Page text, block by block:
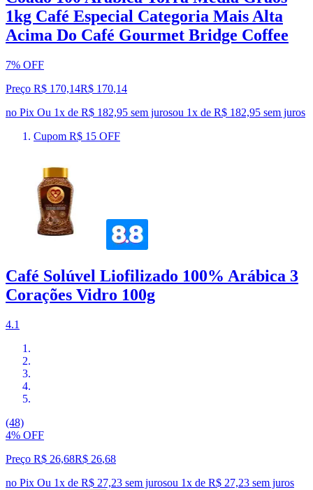
1kg Café Especial Categoria Mais Alta
Acima Do Café Gourmet Bridge Coffee
7% OFF
Preço R$ 170,14R$ 170,14
no Pix Ou 1x de R$ 182,95 sem jurosou 1x de R$ 182,95 sem juros
Cupom R$ 15 OFF
Café Solúvel Liofilizado 100% Arábica 3
Corações Vidro 100g
4.1
(48)
4% OFF
Preço R$ 26,68R$ 26,68
no Pix Ou 1x de R$ 27,23 sem jurosou 1x de R$ 27,23 sem juros